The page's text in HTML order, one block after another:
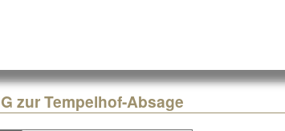
zur Tempelhof-Absage